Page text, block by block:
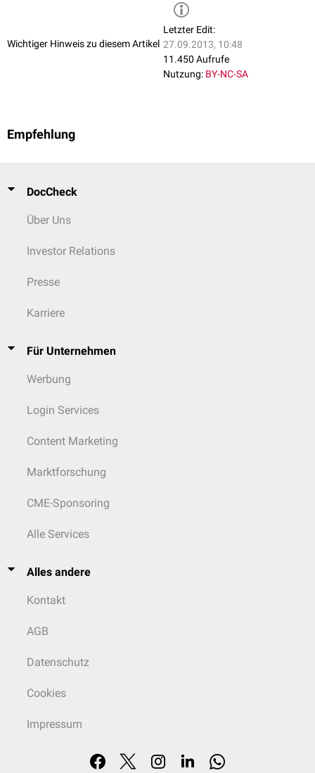
Wichtiger Hinweis zu diesem Artikel
Letzter Edit:
27.09.2013, 10:48
11.450 Aufrufe
Nutzung: BY-NC-SA
Empfehlung
DocCheck
Über Uns
Investor Relations
Presse
Karriere
Für Unternehmen
Werbung
Login Services
Content Marketing
Marktforschung
CME-Sponsoring
Alle Services
Alles andere
Kontakt
AGB
Datenschutz
Cookies
Impressum